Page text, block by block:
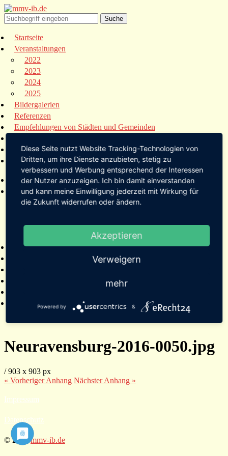
Startseite
Veranstaltungen
2022
2023
2024
2025
Bildergalerien
Referenzen
Empfehlungen von Städten und Gemeinden
Links
Kontakt
Startseite
Veranstaltungen
2022
2024
Bildergalerien
Kontakt
Neuravensburg-2016-0050.jpg
/903 x 903 px
« VorherigerAnhang NächsterAnhang »
Impressum
Datenschutz
© 2026mmv-ib.de
Diese Seite nutzt Website Tracking-Technologien von
Dritten, um ihre Dienste anzubieten, stetig zu
verbessern und Werbung entsprechend der Interessen
der Nutzer anzuzeigen. Ich bin damit einverstanden
und kann meine Einwilligung jederzeit mit Wirkung für
die Zukunft widerrufen oder ändern.
Akzeptieren
Verweigern
mehr
Powered by &